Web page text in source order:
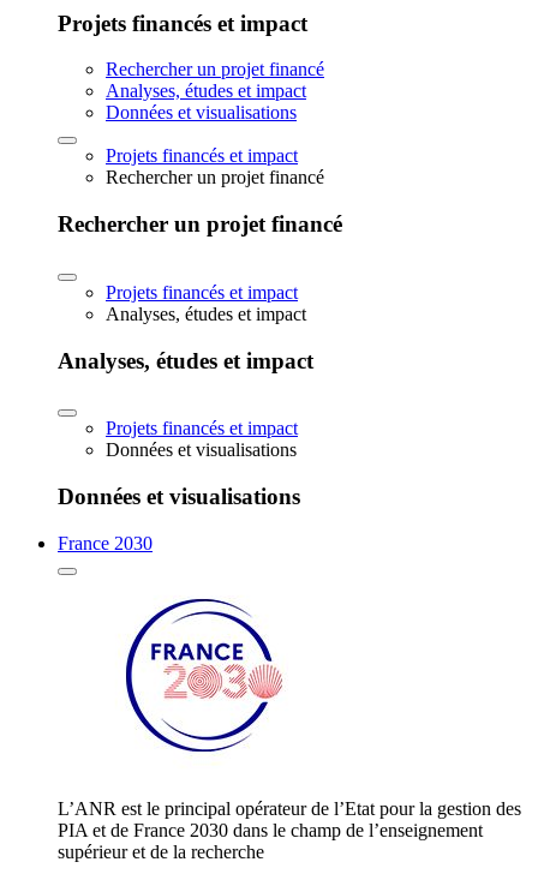
Projets financés et impact
Rechercher un projet financé
Analyses, études et impact
Données et visualisations
Projets financés et impact
Rechercher un projet financé
Rechercher un projet financé
Projets financés et impact
Analyses, études et impact
Analyses, études et impact
Projets financés et impact
Données et visualisations
Données et visualisations
France 2030
L’ANR est le principal opérateur de l’Etat pour la gestion des
PIA et de France 2030 dans le champ de l’enseignement
supérieur et de la recherche